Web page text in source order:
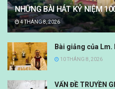
NHỮNG BÀI HÁT KỶ NIỆM
4 THÁNG 8, 2026
Bài giảng của
10 THÁNG 8, 2026
VẤN ĐỀ TRUYỀN